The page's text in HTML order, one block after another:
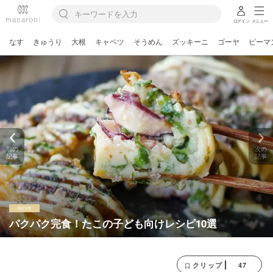
ログイン メニュー
なす きゅうり 大根 キャベツ そうめん ズッキーニ ゴーヤ ピーマ
パクパク完食！たこの子ども向けレシピ10選
前の
記事
次の
記事
クリップ 47